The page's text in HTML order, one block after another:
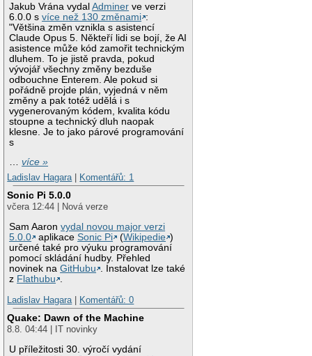
Jakub Vrána vydalAdminer ve verzi
6.0.0 svíce než 130 změnami :
"Většina změn vznikla s asistencí
Claude Opus 5. Někteří lidi se bojí, že AI
asistence může kód zamořit technickým
dluhem. To je jistě pravda, pokud
vývojář všechny změny bezduše
odbouchne Enterem. Ale pokud si
pořádně projde plán, vyjedná v něm
změny a pak totéž udělá i s
vygenerovaným kódem, kvalita kódu
stoupne a technický dluh naopak
klesne. Je to jako párové programování
s
…více »
Ladislav Hagara
Komentářů: 1
Sonic Pi 5.0.0
včera 12:44 | Nová verze
Sam Aaronvydal novou major verzi
5.0.0
aplikaceSonic Pi (Wikipedie )
určené také pro výuku programování
pomocí skládání hudby. Přehled
novinek naGitHubu . Instalovat lze také
z Flathubu .
Ladislav Hagara | Komentářů: 0
Quake: Dawn of the Machine
8.8. 04:44 | IT novinky
U příležitosti 30. výročí vydání